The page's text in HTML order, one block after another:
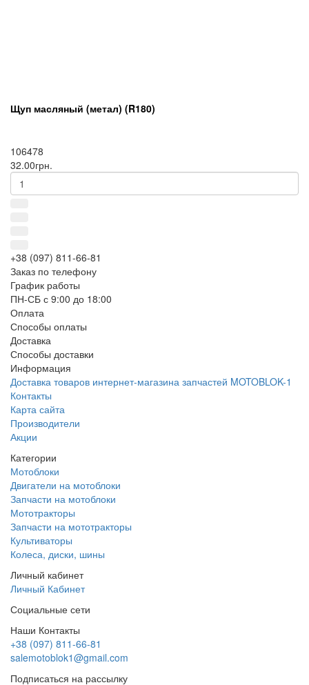
Щуп масляный (метал) (R180)
106478
32.00грн.
+38 (097) 811-66-81
Заказ по телефону
График работы
ПН-СБ с 9:00 до 18:00
Оплата
Способы оплаты
Доставка
Способы доставки
Информация
Доставка товаров интернет-магазина запчастей MOTOBLOK-1
Контакты
Карта сайта
Производители
Акции
Категории
Мотоблоки
Двигатели на мотоблоки
Запчасти на мотоблоки
Мототракторы
Запчасти на мототракторы
Культиваторы
Колеса, диски, шины
Личный кабинет
Личный Кабинет
Социальные сети
Наши Контакты
+38 (097) 811-66-81
salemotoblok1@gmail.com
Подписаться на рассылку